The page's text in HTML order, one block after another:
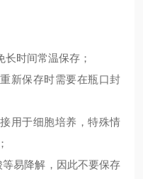
时间常温保存；
新保存时需要在瓶口封
用于细胞培养，特殊情
易降解，因此不要保存